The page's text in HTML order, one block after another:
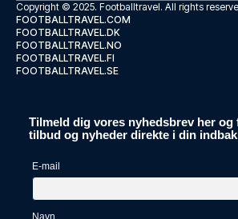
Copyright © 2025. Footballtravel. All rights
FOOTBALLTRAVEL.COM
FOOTBALLTRAVEL.DK
FOOTBALLTRAVEL.NO
FOOTBALLTRAVEL.FI
FOOTBALLTRAVEL.SE
Tilmeld dig vores nyhedsbrev her og
tilbud og nyheder direkte i din
E-mail
Navn